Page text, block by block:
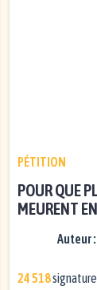
PÉTITION
POUR QUE
MEURENT
Auteur :
24 518